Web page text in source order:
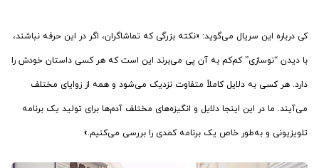
کی درباره این سریال می‌گوید: «نکته بزرگی که تماشاگران، اگر در این حرفه نباشند،
با دیدن “نوسازی” کم‌کم به آن پی می‌برند این است که هر کسی داستان خودش را
دارد. هر کسی به دلایل کاملاً متفاوت نزدیک می‌شود و همه از زوایای مختلف
می‌آیند. ما در این اینجا دلایل و انگیزه‌های مختلف آدم‌ها برای تولید یک برنامه
تلویزیونی و به‌طور خاص یک برنامه کمدی را بررسی می‌کنیم.»